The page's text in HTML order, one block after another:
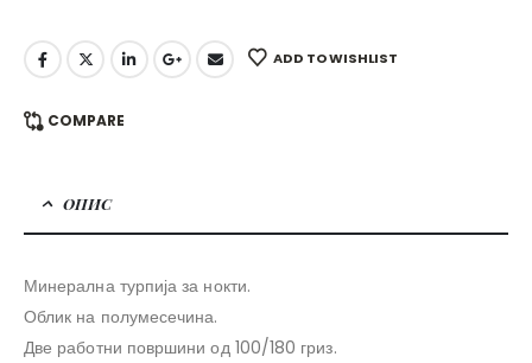
ADD TO WISHLIST
COMPARE
ОПИС
Минерална турпија за нокти.
Облик на полумесечина.
Две работни површини од 100/180 гриз.